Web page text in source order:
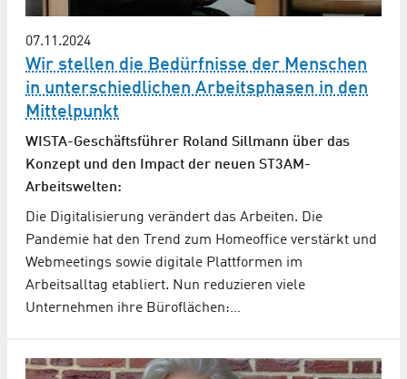
07.11.2024
Wir stellen die Bedürfnisse der Menschen
in unterschiedlichen Arbeitsphasen in den
Mittelpunkt
WISTA-Geschäftsführer Roland Sillmann über das
Konzept und den Impact der neuen ST3AM-
Arbeitswelten:
Die Digitalisierung verändert das Arbeiten. Die
Pandemie hat den Trend zum Homeoffice verstärkt und
Webmeetings sowie digitale Plattformen im
Arbeitsalltag etabliert. Nun reduzieren viele
Unternehmen ihre Büroflächen:…